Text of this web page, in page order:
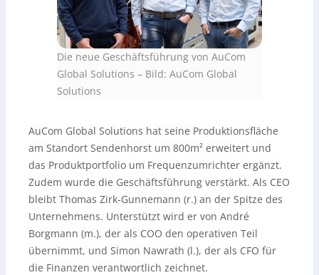
Die neue Geschäftsführung von AuCom
Global Solutions – Bild: AuCom Global
Solutions
AuCom Global Solutions hat seine Produktionsfläche
am Standort Sendenhorst um 800m² erweitert und
das Produktportfolio um Frequenzumrichter ergänzt.
Zudem wurde die Geschäftsführung verstärkt. Als CEO
bleibt Thomas Zirk-Gunnemann (r.) an der Spitze des
Unternehmens. Unterstützt wird er von André
Borgmann (m.), der als COO den operativen Teil
übernimmt, und Simon Nawrath (l.), der als CFO für
die Finanzen verantwortlich zeichnet.